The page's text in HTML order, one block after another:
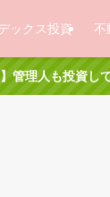
ックス投資 不
管理人も投資し